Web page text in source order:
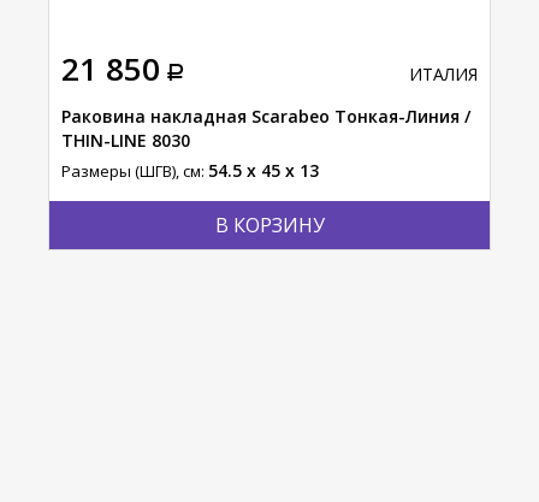
21 850
В КОРЗИНУ
ИТАЛИЯ
Раковина накладная Scarabeo Тонкая-Линия /
THIN-LINE 8030
Размеры (ШГВ), см: 54.5 x 45 x 13